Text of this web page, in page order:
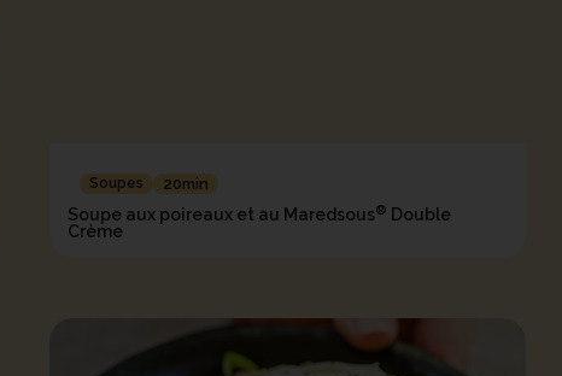
Soupes 20min
Soupe aux poireaux et au Maredsous® Double
Crème